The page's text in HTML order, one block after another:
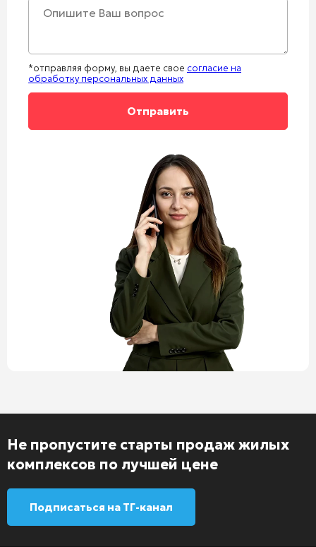
*отправляя форму, вы даете свое согласие на
обработку персональных данных
Не пропустите старты продаж жилых
комплексов по лучшей цене
Подписаться на ТГ-канал